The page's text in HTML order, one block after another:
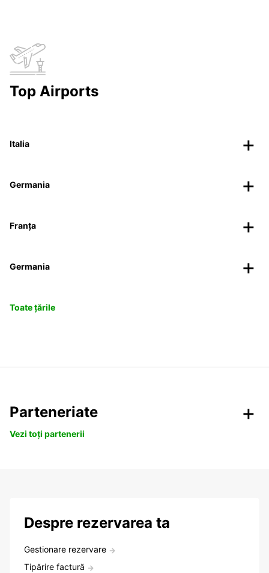
Top Airports
Italia
Germania
Franța
Germania
Toate țările
Parteneriate
Vezi toți partenerii
Despre rezervarea ta
Gestionare rezervare
Tipărire factură